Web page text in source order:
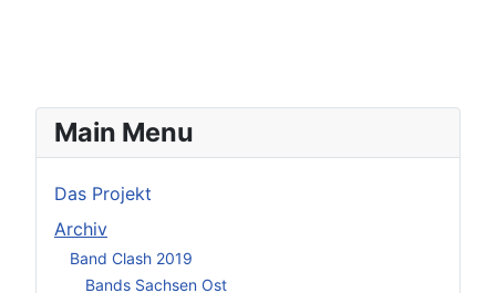
Main Menu
Das Projekt
Archiv
Band Clash 2019
Bands Sachsen Ost